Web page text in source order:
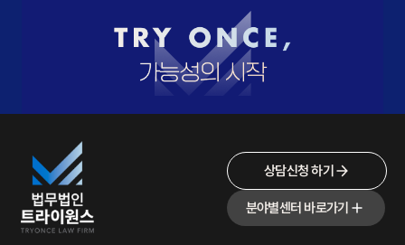
상담신청 하기
분야별센터 바로가기